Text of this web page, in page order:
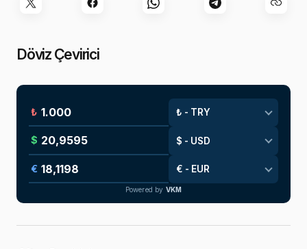
Döviz Çevirici
₺
$
€
Powered by VKM